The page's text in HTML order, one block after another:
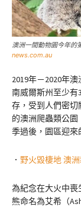
澳洲一間動物園今年
news.com.au
2019年－2020年
南威爾斯州至少有
存，受到人們密切
的澳洲爬蟲類公園
季過後，園區迎來
． 野火毀棲地 澳
為紀念在大火中
熊命名為艾希（